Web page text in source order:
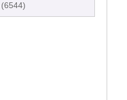
(6544)